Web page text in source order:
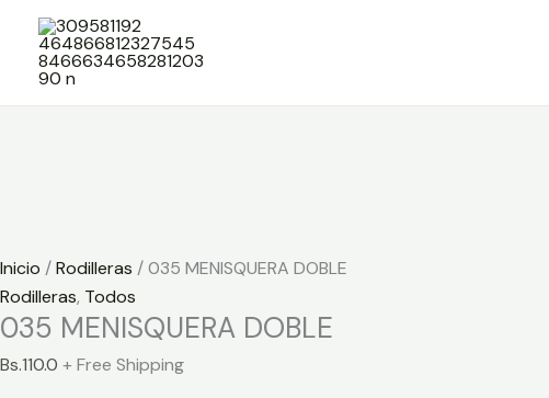
contenido
Inicio /Rodilleras / 035 MENISQUERA DOBLE
Rodilleras, Todos
035 MENISQUERA DOBLE
Bs.110.0 + Free Shipping
MENISQUERA
DOBLE